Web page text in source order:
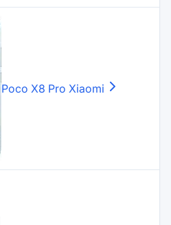
Poco X8 Pro Xiaomi